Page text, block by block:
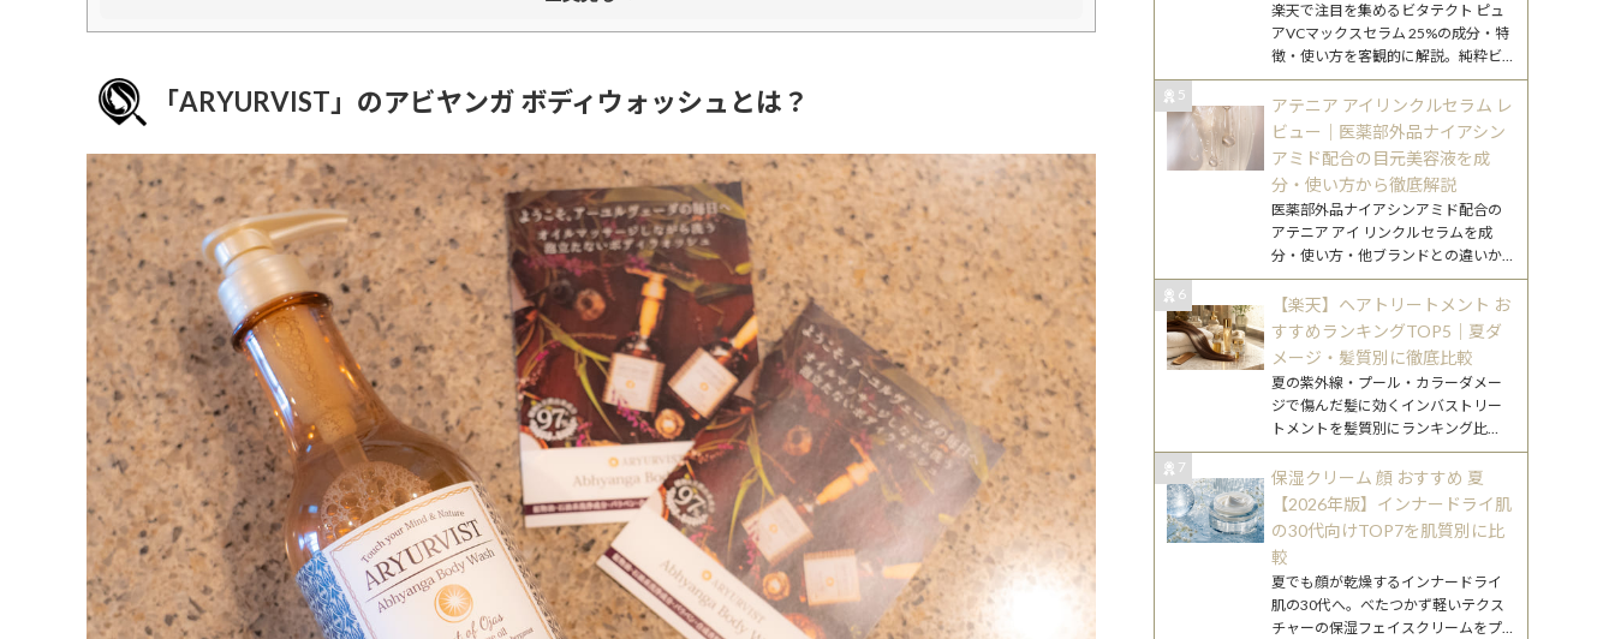
「ARYURVIST」のアビヤンガ ボディウォッシュとは？
楽天で注目を集めるビタテクト ピュ
アVCマックスセラム 25%の成分・特
徴・使い方を客観的に解説。純粋ビ
タミンCとの違いや30代混合肌向けの
使い方も詳述します。
5
アテニア アイリンクルセラム レ
ビュー｜医薬部外品ナイアシン
アミド配合の目元美容液を成
分・使い方から徹底解説
医薬部外品ナイアシンアミド配合の
アテニア アイ リンクルセラムを成
分・使い方・他ブランドとの違いか
ら解説。30代混合肌でのファースト
アイセラム選びに役立つガイドです。
6
【楽天】ヘアトリートメント お
すすめランキングTOP5｜夏ダ
メージ・髪質別に徹底比較
夏の紫外線・プール・カラーダメー
ジで傷んだ髪に効くインバストリー
トメントを髪質別にランキング比
較。楽天で買えるおすすめ5選を徹底
紹介。
7
保湿クリーム 顔 おすすめ 夏
【2026年版】インナードライ肌
の30代向けTOP7を肌質別に比
較
夏でも顔が乾燥するインナードライ
肌の30代へ。べたつかず軽いテクス
チャーの保湿フェイスクリームをプ